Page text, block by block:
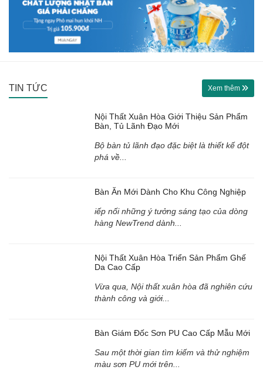
TIN TỨC Xem thêm
Nội Thất Xuân Hòa Giới Thiệu Sản Phẩm
Bàn, Tủ Lãnh Đạo Mới
Bộ bàn tủ lãnh đạo đặc biệt là thiết kế đột
phá về...
Bàn Ăn Mới Dành Cho Khu Công Nghiệp
iếp nối những ý tưởng sáng tạo của dòng
hàng NewTrend dành...
Nội Thất Xuân Hòa Triển Sản Phẩm Ghế
Da Cao Cấp
Vừa qua, Nội thất xuân hòa đã nghiên cứu
thành công và giới...
Bàn Giám Đốc Sơn PU Cao Cấp Mẫu Mới
Sau một thời gian tìm kiếm và thử nghiệm
màu sơn PU mới trên...